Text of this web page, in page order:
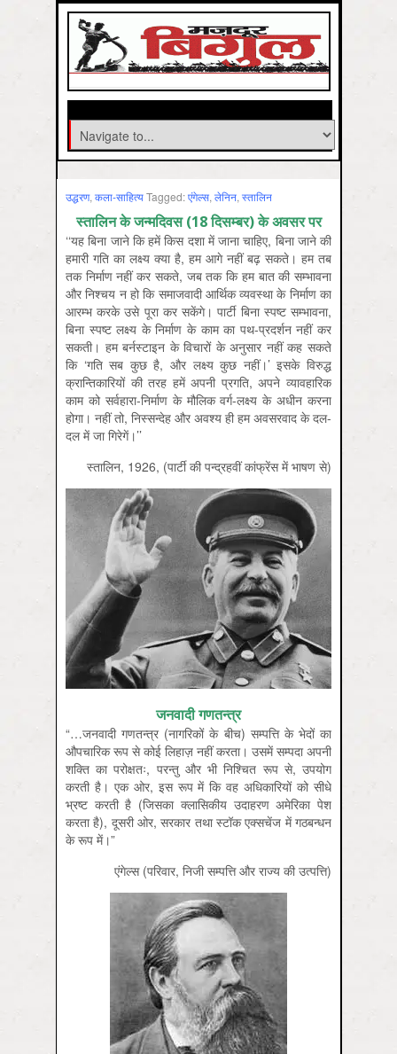
उद्धरण, कला-साहित्‍यTagged:एंगेल्स, लेनिन, स्‍तालिन
स्तालिन के जन्मदिवस (18 दिसम्बर) के अवसर पर
‘‘यह बिना जाने कि हमें किस दशा में जाना चाहिए, बिना जाने की
हमारी गति का लक्ष्य क्या है, हम आगे नहीं बढ़ सकते। हम तब
तक निर्माण नहीं कर सकते, जब तक कि हम बात की सम्भावना
और निश्चय न हो कि समाजवादी आर्थिक व्यवस्था के निर्माण का
आरम्भ करके उसे पूरा कर सकेंगे। पार्टी बिना स्पष्ट सम्भावना,
बिना स्पष्ट लक्ष्य के निर्माण के काम का पथ-प्रदर्शन नहीं कर
सकती। हम बर्नस्टाइन के विचारों के अनुसार नहीं कह सकते
कि ‘गति सब कुछ है, और लक्ष्य कुछ नहीं।’ इसके विरुद्ध
क्रान्तिकारियों की तरह हमें अपनी प्रगति, अपने व्यावहारिक
काम को सर्वहारा-निर्माण के मौलिक वर्ग-लक्ष्य के अधीन करना
होगा। नहीं तो, निस्सन्देह और अवश्य ही हम अवसरवाद के दल-
दल में जा गिरेगें।’’
स्तालिन, 1926, (पार्टी की पन्द्रहवीं कांफ्रेंस में भाषण से)
जनवादी गणतन्त्र
“…जनवादी गणतन्त्र (नागरिकों के बीच) सम्पत्ति के भेदों का
औपचारिक रूप से कोई लिहाज़ नहीं करता। उसमें सम्पदा अपनी
शक्ति का परोक्षतः, परन्तु और भी निश्चित रूप से, उपयोग
करती है। एक ओर, इस रूप में कि वह अधिकारियों को सीधे
भ्रष्ट करती है (जिसका क्लासिकीय उदाहरण अमेरिका पेश
करता है), दूसरी ओर, सरकार तथा स्टॉक एक्सचेंज में गठबन्धन
के रूप में।”
एंगेल्स (परिवार, निजी सम्पत्ति और राज्य की उत्पत्ति)